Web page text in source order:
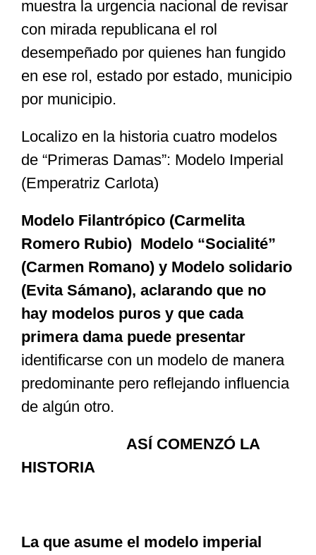
Opinión
Cultura
muestra la urgencia nacional de revisar
con mirada republicana el rol
desempeñado por quienes han fungido
en ese rol, estado por estado, municipio
por municipio.
Localizo en la historia cuatro modelos
de “Primeras Damas”: Modelo Imperial
(Emperatriz Carlota)
Modelo Filantrópico (Carmelita
Romero Rubio) Modelo “Socialité”
(Carmen Romano) y Modelo solidario
(Evita Sámano), aclarando que no
hay modelos puros y que cada
primera dama puede presentar
identificarse con un modelo de manera
predominante pero reflejando influencia
de algún otro.
ASÍ COMENZÓ LA
HISTORIA
La que asume el modelo imperial